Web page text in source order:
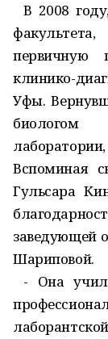
В 2008
первичную
клинико-
Уфы.
биологом
Вспоминая
Гульсара
заведующей
Шариповой.
- Она